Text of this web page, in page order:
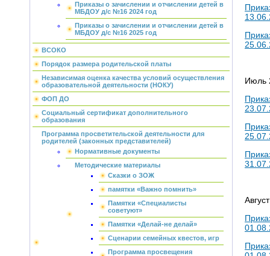
Приказы о зачислении и отчислении детей в
МБДОУ д/с №16 2024 год
Приказы о зачислении и отчислении детей в
МБДОУ д/с №16 2025 год
ВСОКО
Порядок размера родительской платы
Независимая оценка качества условий осуществления
образовательной деятельности (НОКУ)
ФОП ДО
Социальный сертификат дополнительного
образования
Программа просветительской деятельности для
родителей (законных представителей)
Нормативные документы
Методические материалы
Сказки о ЗОЖ
памятки «Важно помнить»
Памятки «Специалисты
советуют»
Памятки «Делай-не делай»
Сценарии семейных квестов, игр
Программа просвещения
Июль